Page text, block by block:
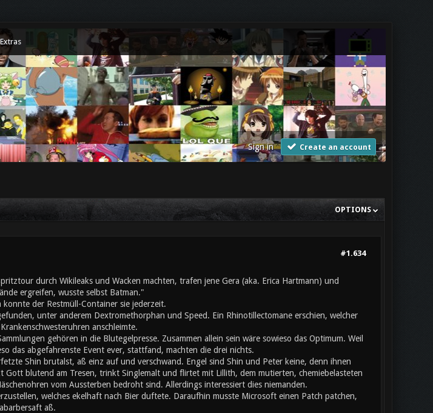
Extras
Sign in Create an account
OPTIONS
#1.634
durch Wikileaks und Wacken machten, trafen jene Gera (aka. Erica Hartmann) und
ergreifen, wusste selbst Batman."
der Restmüll-Container sie jederzeit.
unter anderem Dextromethorphan und Speed. Ein Rhinotillectomane erschien, welcher
anschleimte.
gehören in die Blutegelpresse. Zusammen allein sein wäre sowieso das Optimum. Weil
das abgefahrenste Event ever, stattfand, machten die drei nichts.
Shin brutalst, aß einz auf und verschwand. Engel sind Shin und Peter keine, denn ihnen
Gott blutend am Tresen, trinkt Singlemalt und flirtet mit Lillith, dem mutierten, chemiebelasteten
vom Aussterben bedroht sind. Allerdings interessiert dies niemanden.
welches ekelhaft nach Bier duftete. Daraufhin musste Microsoft einen Patch patchen,
aß.